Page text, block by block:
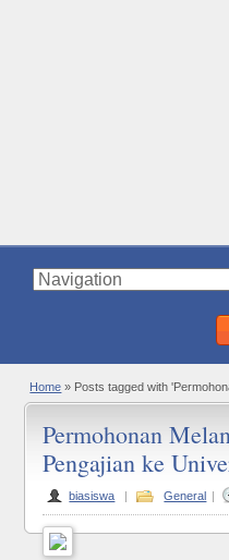
Home » Posts tagged with
Permohonan
Pengajian ke
biasiswa | General |